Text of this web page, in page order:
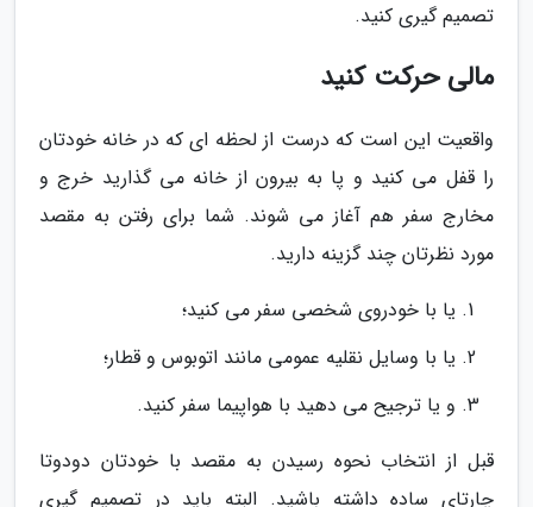
تصمیم گیری کنید.
مالی حرکت کنید
واقعیت این است که درست از لحظه ای که در خانه خودتان
را قفل می کنید و پا به بیرون از خانه می گذارید خرج و
مخارج سفر هم آغاز می شوند. شما برای رفتن به مقصد
مورد نظرتان چند گزینه دارید.
یا با خودروی شخصی سفر می کنید؛
یا با وسایل نقلیه عمومی مانند اتوبوس و قطار؛
و یا ترجیح می دهید با هواپیما سفر کنید.
قبل از انتخاب نحوه رسیدن به مقصد با خودتان دودوتا
چارتای ساده داشته باشید. البته باید در تصمیم گیری